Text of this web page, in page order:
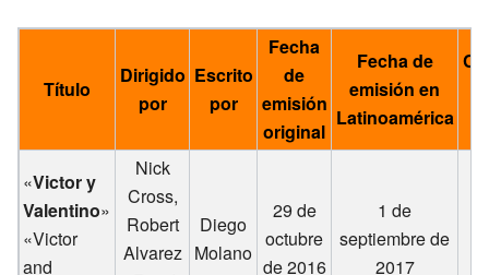
Título
Dirigido
por
Escrito
por
Fecha
de
emisión
original
Fecha de
emisión en
Latinoamérica
«Victor y
Valentino»
«Victor
and
Nick
Cross,
Robert
Alvarez
Diego
Molano
29 de
octubre
de 2016
1 de
septiembre de
2017